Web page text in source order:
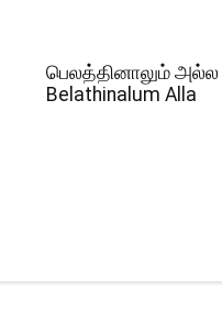
பெலத்தினாலும் அல்ல
Belathinalum Alla